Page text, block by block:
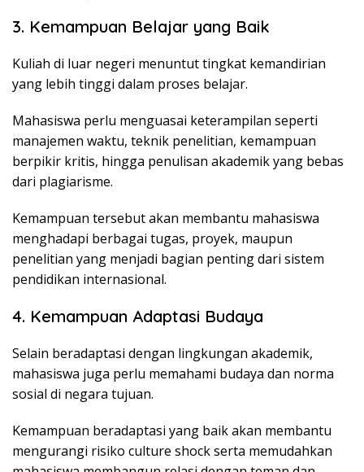
3. Kemampuan Belajar yang Baik
Kuliah di luar negeri menuntut tingkat kemandirian
yang lebih tinggi dalam proses belajar.
Mahasiswa perlu menguasai keterampilan seperti
manajemen waktu, teknik penelitian, kemampuan
berpikir kritis, hingga penulisan akademik yang bebas
dari plagiarisme.
Kemampuan tersebut akan membantu mahasiswa
menghadapi berbagai tugas, proyek, maupun
penelitian yang menjadi bagian penting dari sistem
pendidikan internasional.
4. Kemampuan Adaptasi Budaya
Selain beradaptasi dengan lingkungan akademik,
mahasiswa juga perlu memahami budaya dan norma
sosial di negara tujuan.
Kemampuan beradaptasi yang baik akan membantu
mengurangi risiko culture shock serta memudahkan